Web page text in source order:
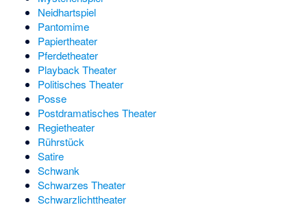
Neidhartspiel
Pantomime
Papiertheater
Pferdetheater
Playback Theater
Politisches Theater
Posse
Postdramatisches Theater
Regietheater
Rührstück
Satire
Schwank
Schwarzes Theater
Schwarzlichttheater